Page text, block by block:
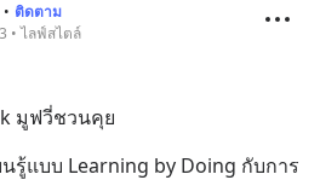
• ติดตาม
• ไลฟ์สไตล์
มูฟวี่ชวนคุย
รู้แบบ Learning by Doing กับการ